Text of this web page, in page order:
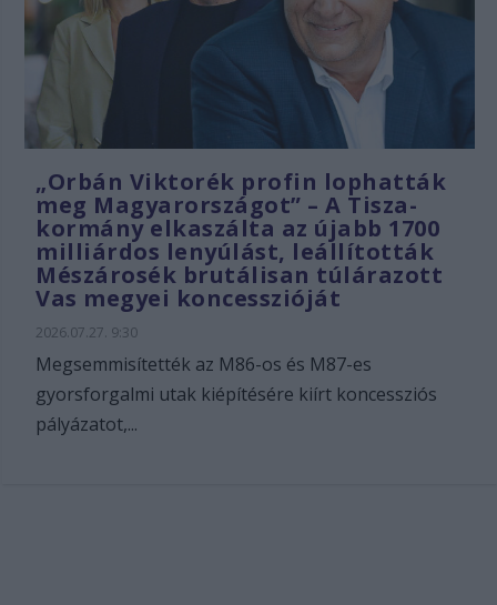
„Orbán Viktorék profin lophatták
meg Magyarországot” – A Tisza-
kormány elkaszálta az újabb 1700
milliárdos lenyúlást, leállították
Mészárosék brutálisan túlárazott
Vas megyei koncesszióját
2026.07.27. 9:30
Megsemmisítették az M86-os és M87-es
gyorsforgalmi utak kiépítésére kiírt koncessziós
pályázatot,...